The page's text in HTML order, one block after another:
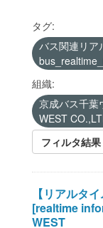
タグ:
バス関連リア
組織:
京成バス千葉
WEST
フィルタ結果
【リアルタ
[realtime
WEST